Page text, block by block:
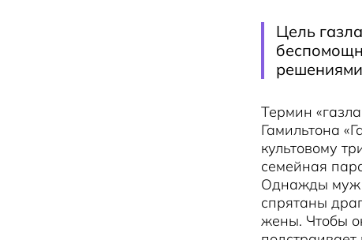
Цель
Термин
Гамильтона
культовому
семейная
Однажды муж
спрятаны
жены. Чтобы